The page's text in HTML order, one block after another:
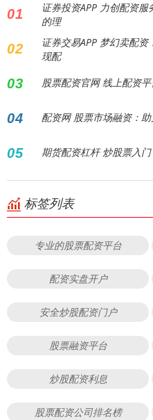
01
证券投资APP 力创配资
的理
02
证券交易APP 梦幻卖配
现配
03 股票配资官网 线上配资平
04 配资网 股票市场融资：
05 期货配资杠杆 炒股票入
标签列表
专业的股票配资平台
配资实盘开户
安全炒股配资门户
股票融资平台
炒股配资利息
股票配资公司排名榜